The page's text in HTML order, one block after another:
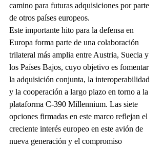
camino para futuras adquisiciones por parte
de otros países europeos.
Este importante hito para la defensa en
Europa forma parte de una colaboración
trilateral más amplia entre Austria, Suecia y
los Países Bajos, cuyo objetivo es fomentar
la adquisición conjunta, la interoperabilidad
y la cooperación a largo plazo en torno a la
plataforma C-390 Millennium. Las siete
opciones firmadas en este marco reflejan el
creciente interés europeo en este avión de
nueva generación y el compromiso